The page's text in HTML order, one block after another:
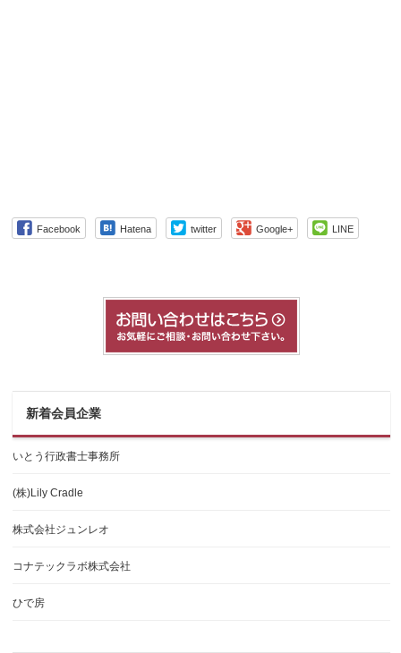
Facebook Hatena twitter Google+ LINE
新着会員企業
いとう行政書士事務所
(株)Lily Cradle
株式会社ジュンレオ
コナテックラボ株式会社
ひで房